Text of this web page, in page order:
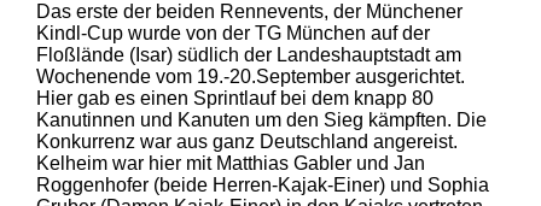
Das erste der beiden Rennevents, der Münchener
Kindl-Cup wurde von der TG München auf der
Floßlände (Isar) südlich der Landeshauptstadt am
Wochenende vom 19.-20.September ausgerichtet.
Hier gab es einen Sprintlauf bei dem knapp 80
Kanutinnen und Kanuten um den Sieg kämpften. Die
Konkurrenz war aus ganz Deutschland angereist.
Kelheim war hier mit Matthias Gabler und Jan
Roggenhofer (beide Herren-Kajak-Einer) und Sophia